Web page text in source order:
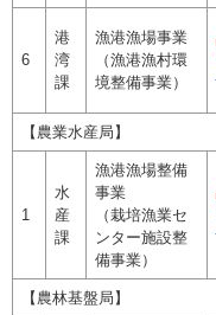
6
港
湾
課
漁港漁場事業
（漁港漁村環
境整備事業）
【農業水産局】
1
水
産
課
漁港漁場整備
事業
（栽培漁業セ
ンター施設整
備事業）
【農林基盤局】